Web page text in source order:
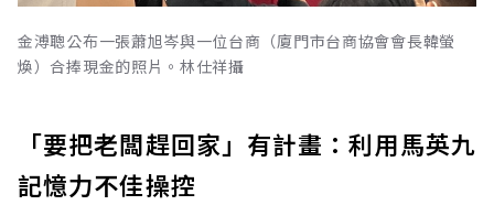
金溥聰公布一張蕭旭岑與一位台商（廈門市台商協會會長韓螢
煥）合捧現金的照片。林仕祥攝
「要把老闆趕回家」有計畫：利用馬英九
記憶力不佳操控